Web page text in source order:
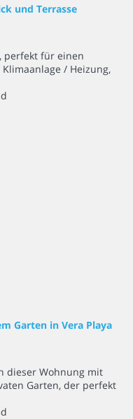
und Terrasse
perfekt für einen
/ Heizung,
Garten in Vera Playa
dieser Wohnung mit
Garten, der perfekt